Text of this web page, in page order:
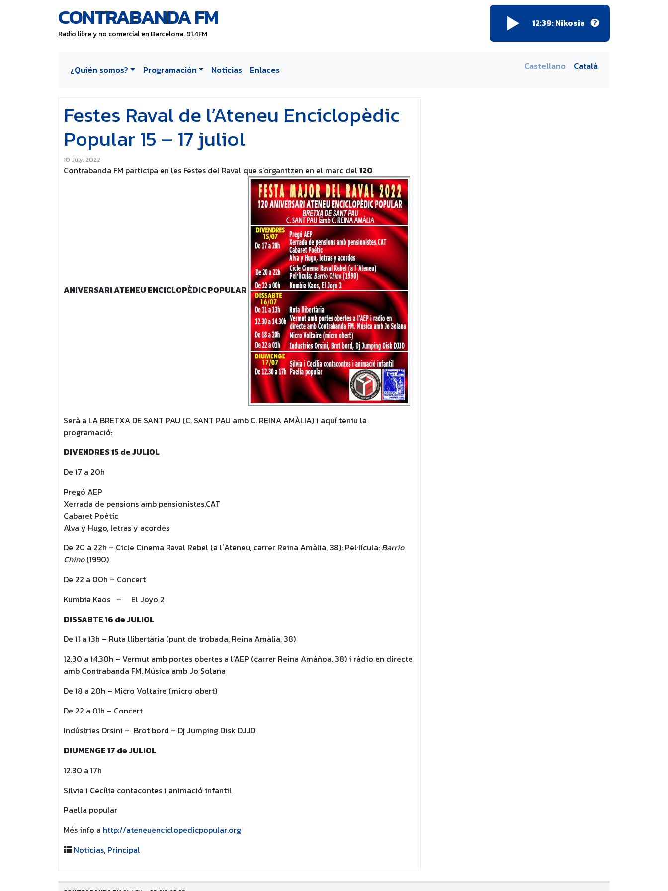
CONTRABANDA FM
Radio libre y no comercial en Barcelona. 91.4FM
12:39:Nikosia
¿Quién somos? Programación Noticias Enlaces Castellano Català
Festes Raval de l’Ateneu Enciclopèdic
Popular 15 – 17 juliol
10 July, 2022
Contrabanda FM participa en les Festes del Raval que s’organitzen en el marc del120
ANIVERSARI ATENEU ENCICLOPÈDIC POPULAR
Serà a LA BRETXA DE SANT PAU (C. SANT PAU amb C. REINA AMÀLIA) i aquí teniu la
programació:
DIVENDRES 15 de JULIOL
De 17 a 20h
Pregó AEP
Xerrada de pensions amb pensionistes.CAT
Cabaret Poètic
Alva y Hugo, letras y acordes
De 20 a 22h – Cicle Cinema Raval Rebel (a l´Ateneu, carrer Reina Amàlia, 38): Pel·lícula: Barrio
Chino(1990)
De 22 a 00h – Concert
Kumbia Kaos – El Joyo 2
DISSABTE 16 de JULIOL
De 11 a 13h – Ruta llibertària (punt de trobada, Reina Amàlia, 38)
12.30 a 14.30h – Vermut amb portes obertes a l’AEP (carrer Reina Amàñoa. 38) i ràdio en directe
amb Contrabanda FM. Música amb Jo Solana
De 18 a 20h – Micro Voltaire (micro obert)
De 22 a 01h – Concert
Indústries Orsini – Brot bord – Dj Jumping Disk DJJD
DIUMENGE 17 de JULIOL
12.30 a 17h
Silvia i Cecília contacontes i animació infantil
Paella popular
Més info a http://ateneuenciclopedicpopular.org
Noticias, Principal